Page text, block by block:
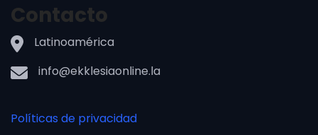
Contacto
Latinoamérica
info@ekklesiaonline.la
Políticas de privacidad